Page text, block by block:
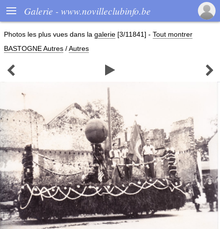
 Galerie - www.novilleclubinfo.be
Photos les plus vues dans la galerie [3/11841] - Tout montrer
BASTOGNE Autres /Autres
  